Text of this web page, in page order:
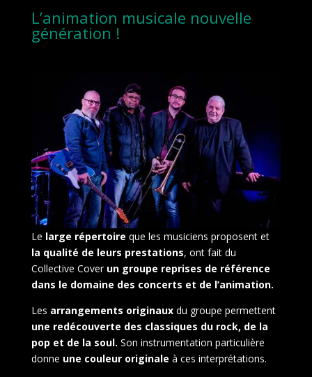
L’animation musicale nouvelle
génération !
Le large répertoire que les musiciens proposent et
la qualité de leurs prestations, ont fait du
Collective Cover un groupe reprises de référence
dans le domaine des concerts et de l’animation.
Les arrangements originauxdu groupe permettent
une redécouverte des classiques du rock, de la
pop et de la soul. Son instrumentation particulière
donne une couleur originale à ces interprétations.